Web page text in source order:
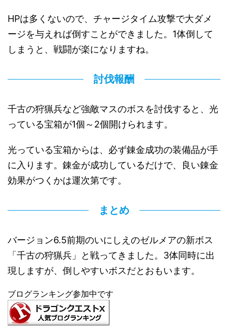
HPは多くないので、チャージタイム攻撃で大ダメ
ージを与えれば倒すことができました。1体倒して
しまうと、戦闘が楽になりますね。
討伐報酬
千古の狩猟兵など強敵マスのボスを討伐すると、光
っている宝箱が1個～2個開けられます。
光っている宝箱からは、必ず錬金成功の装備品が手
に入ります。錬金が成功しているだけで、良い錬金
効果がつくかは運次第です。
まとめ
バージョン6.5前期のいにしえのゼルメアの新ボス
「千古の狩猟兵」と戦ってきました。3体同時に出
現しますが、倒しやすいボスだとおもいます。
ブログランキング参加中です